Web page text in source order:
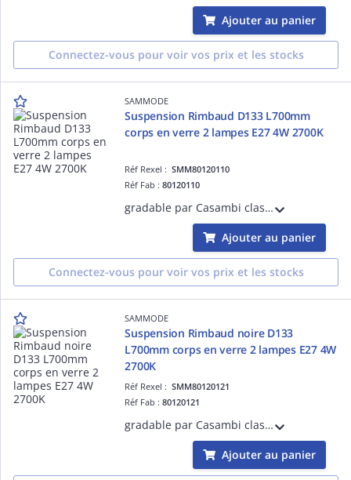
Ajouter au panier
Connectez-vous pour voir vos prix et les stocks
SAMMODE
Suspension Rimbaud D133 L700mm
corps en verre 2 lampes E27 4W 2700K
Réf Rexel :SMM80120110
Réf Fab :80120110
gradable par Casambi classe I 220-240V 50/60Hz Ta 30°C IP66/IP68/IP69K IK07 garantie 5 ans bandeaux à grenouillère inox marine 316L équipé de 3m de câble 3G1,5 2 grilles brise-flux inox réflecteur Gold
Ajouter au panier
Connectez-vous pour voir vos prix et les stocks
SAMMODE
Suspension Rimbaud noire D133
L700mm corps en verre 2 lampes E27 4W
2700K
Réf Rexel :SMM80120121
Réf Fab :80120121
gradable par Casambi classe I 220-240V 50/60Hz Ta 30°C IP66/IP68/IP69K IK07 garantie 5 ans bandeaux à grenouillère inox marine 316L équipé de 3m de câble 3G1,5 2 grilles brise-flux noires réflecteur Copper
Ajouter au panier